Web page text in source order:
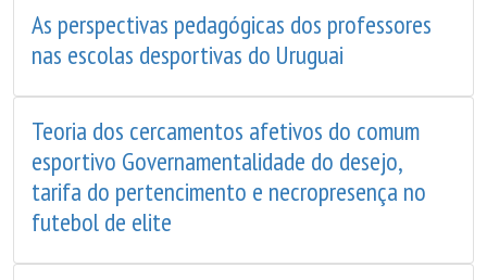
As perspectivas pedagógicas dos professores
nas escolas desportivas do Uruguai
Teoria dos cercamentos afetivos do comum
esportivo Governamentalidade do desejo,
tarifa do pertencimento e necropresença no
futebol de elite